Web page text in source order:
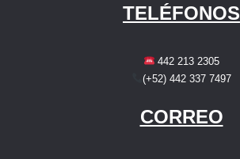
TELÉFONOS
442 213 2305
(+52) 442 337 7497
CORREO